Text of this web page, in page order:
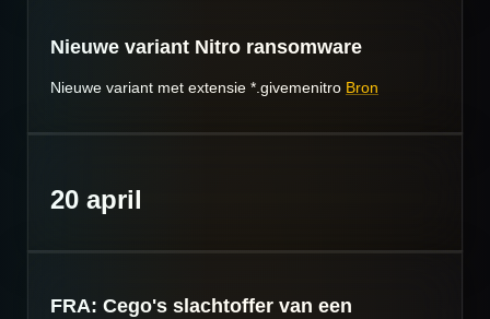
Nieuwe variant Nitro ransomware
Nieuwe variant met extensie *.givemenitro Bron
20 april
FRA: Cego's slachtoffer van een